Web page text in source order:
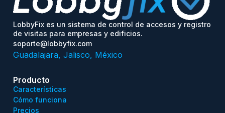
LobbyFix es un sistema de control de accesos y registro
de visitas para empresas y edificios.
soporte@lobbyfix.com
Guadalajara, Jalisco, México
Producto
Características
Cómo funciona
Precios